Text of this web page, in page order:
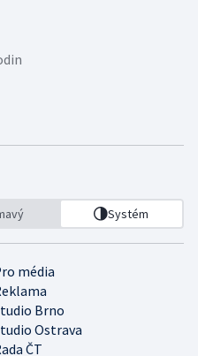
Systém
média
Brno
Ostrava
ČT